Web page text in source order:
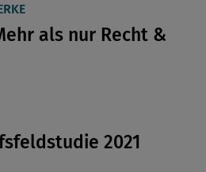
als nur Recht &
2021